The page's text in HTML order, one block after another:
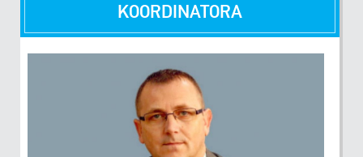
KOORDINATORA